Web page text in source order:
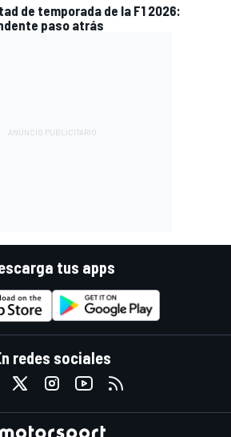
de temporada de la F1 2026:
paso atrás
tus apps
redes sociales